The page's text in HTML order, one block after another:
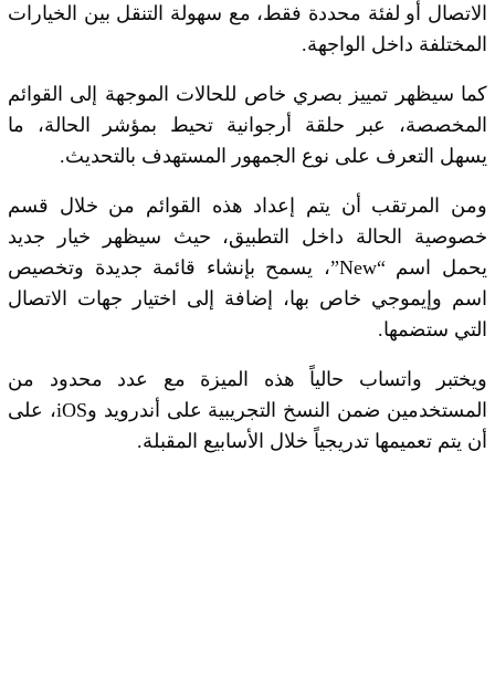
الاتصال أو لفئة محددة فقط، مع سهولة التنقل بين الخيارات
المختلفة داخل الواجهة.
كما سيظهر تمييز بصري خاص للحالات الموجهة إلى القوائم
المخصصة، عبر حلقة أرجوانية تحيط بمؤشر الحالة، ما
يسهل التعرف على نوع الجمهور المستهدف بالتحديث.
ومن المرتقب أن يتم إعداد هذه القوائم من خلال قسم
خصوصية الحالة داخل التطبيق، حيث سيظهر خيار جديد
يحمل اسم “New”، يسمح بإنشاء قائمة جديدة وتخصيص
اسم وإيموجي خاص بها، إضافة إلى اختيار جهات الاتصال
التي ستضمها.
ويختبر واتساب حالياً هذه الميزة مع عدد محدود من
المستخدمين ضمن النسخ التجريبية على أندرويد وiOS، على
أن يتم تعميمها تدريجياً خلال الأسابيع المقبلة.